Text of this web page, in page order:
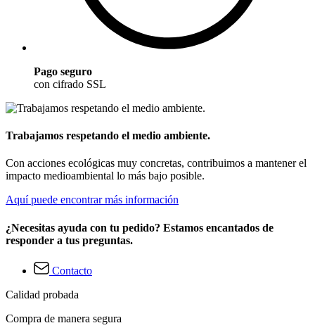
Pago seguro
con cifrado SSL
Trabajamos respetando el medio ambiente.
Con acciones ecológicas muy concretas, contribuimos a mantener el
impacto medioambiental lo más bajo posible.
Aquí puede encontrar más información
¿Necesitas ayuda con tu pedido? Estamos encantados de
responder a tus preguntas.
Contacto
Calidad probada
Compra de manera segura